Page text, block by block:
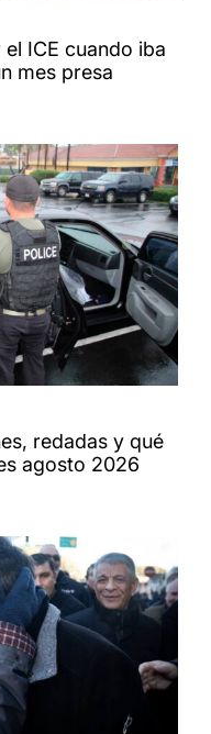
ICE cuando iba
mes presa
redadas y qué
agosto 2026